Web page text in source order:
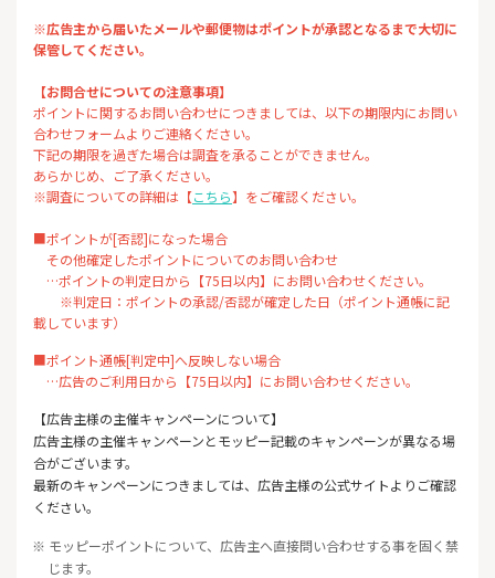
※広告主から届いたメールや郵便物はポイントが承認となるまで大切に
保管してください。
【お問合せについての注意事項】
ポイントに関するお問い合わせにつきましては、以下の期限内にお問い
合わせフォームよりご連絡ください。
下記の期限を過ぎた場合は調査を承ることができません。
あらかじめ、ご了承ください。
※調査についての詳細は【こちら】をご確認ください。
■ポイントが[否認]になった場合
その他確定したポイントについてのお問い合わせ
…ポイントの判定日から【75日以内】にお問い合わせください。
※判定日：ポイントの承認/否認が確定した日（ポイント通帳に記
載しています）
■ポイント通帳[判定中]へ反映しない場合
…広告のご利用日から【75日以内】にお問い合わせください。
【広告主様の主催キャンペーンについて】
広告主様の主催キャンペーンとモッピー記載のキャンペーンが異なる場
合がございます。
最新のキャンペーンにつきましては、広告主様の公式サイトよりご確認
ください。
※ モッピーポイントについて、広告主へ直接問い合わせする事を固く禁
じます。